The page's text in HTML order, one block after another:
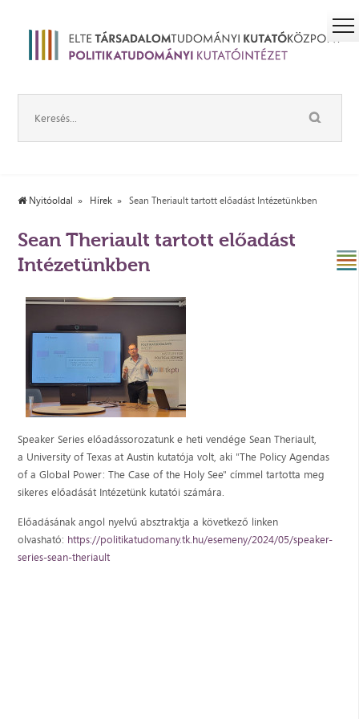
Nyitóoldal Hírek Sean Theriault tartott előadást Intézetünkben
Sean Theriault tartott előadást
Intézetünkben
Speaker Series előadássorozatunk e heti vendége Sean Theriault,
a University of Texas at Austin kutatója volt, aki "The Policy Agendas
of a Global Power: The Case of the Holy See" címmel tartotta meg
sikeres előadását Intézetünk kutatói számára.
Előadásának angol nyelvű absztraktja a következő linken
olvasható: https://politikatudomany.tk.hu/esemeny/2024/05/speaker-
series-sean-theriault